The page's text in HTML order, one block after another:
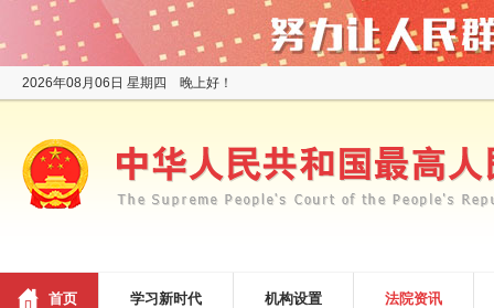
2026年08月06日 星期四 晚上好！
首页 学习新时代 机构设置 法院资讯